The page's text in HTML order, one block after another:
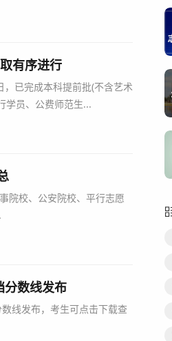
有序进行
已完成本科提前批(不含艺术
学员、公费师范生...
院校、公安院校、平行志愿
分数线发布
线发布，考生可点击下载查